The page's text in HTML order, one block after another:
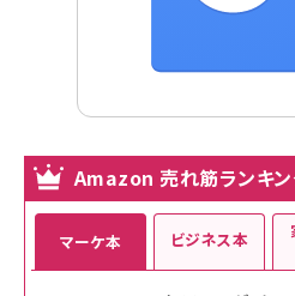
Amazon 売れ筋ランキ
マーケ本 ビジネス本